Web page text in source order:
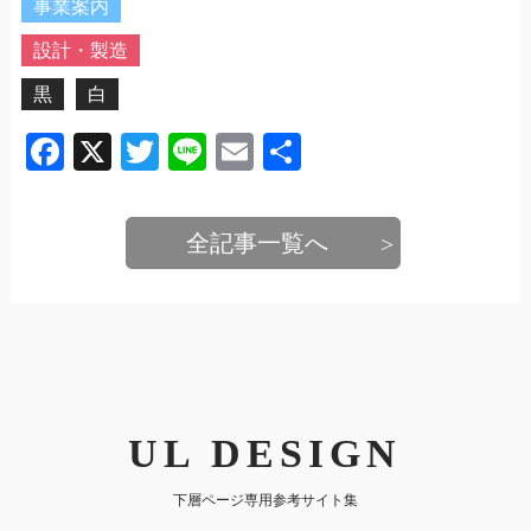
事業案内
設計・製造
黒 白
Facebook
X TwitterLineEmail
全記事一覧へ
UL DESIGN
下層ページ専用参考サイト集